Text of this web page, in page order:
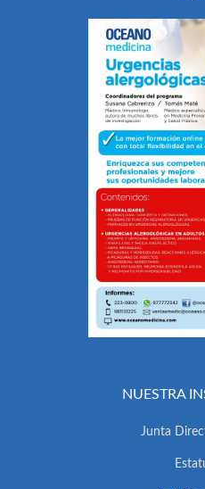
NUESTRA
Junta